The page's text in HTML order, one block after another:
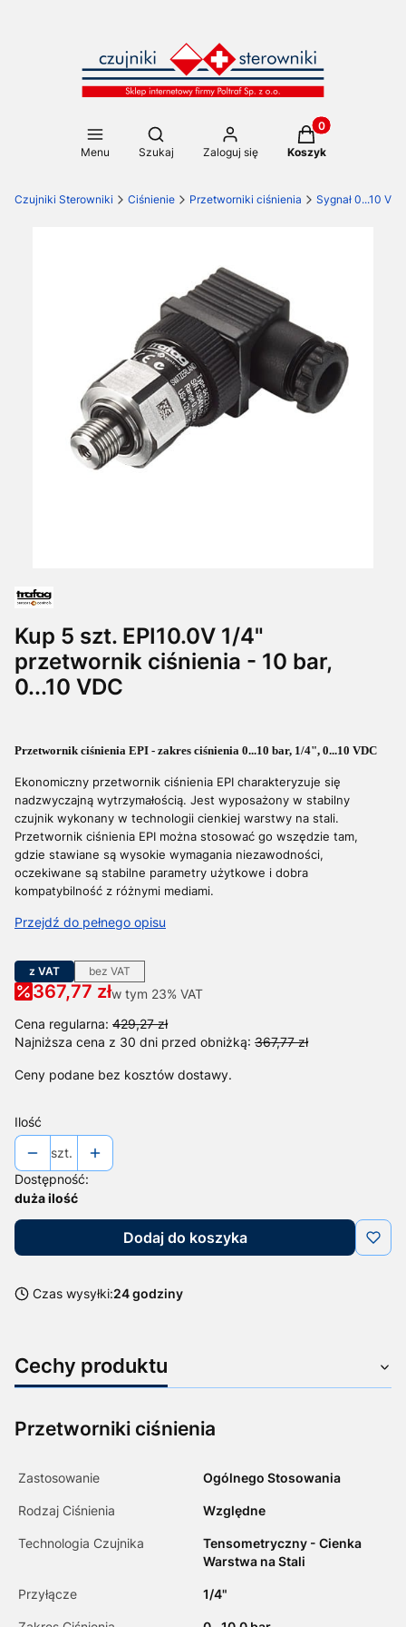
Menu
Otwórz wyszukiwarkę
Szukaj Zaloguj się
Produkty w
Koszyk
Czujniki Sterowniki Ciśnienie Przetworniki ciśnienia Sygnał 0...10 V
Kup 5 szt. EPI10.0V 1/4"
przetwornik ciśnienia - 10 bar,
0...10 VDC
Przetwornik ciśnienia EPI - zakres ciśnienia 0...10 bar, 1/4", 0...10 VDC
Ekonomiczny przetwornik ciśnienia EPI charakteryzuje się
nadzwyczajną wytrzymałością. Jest wyposażony w stabilny
czujnik wykonany w technologii cienkiej warstwy na stali.
Przetwornik ciśnienia EPI można stosować go wszędzie tam,
gdzie stawiane są wysokie wymagania niezawodności,
oczekiwane są stabilne parametry użytkowe i dobra
kompatybilność z różnymi mediami.
Przejdź do pełnego opisu
z VAT bez VAT
367,77 złw tym 23% VAT
w tym 23% VAT
Cena regularna: 429,27 zł
Najniższa cena z 30 dni przed obniżką: 367,77 zł
Ceny podane bez kosztów dostawy.
Ilość
szt.
Dostępność:
duża ilość
Dodaj do koszyka
Czas wysyłki:24 godziny
Cechy produktu
Przetworniki ciśnienia
Zastosowanie Ogólnego Stosowania
Rodzaj Ciśnienia Względne
Technologia Czujnika
Tensometryczny - Cienka
Warstwa na Stali
Przyłącze 1/4"